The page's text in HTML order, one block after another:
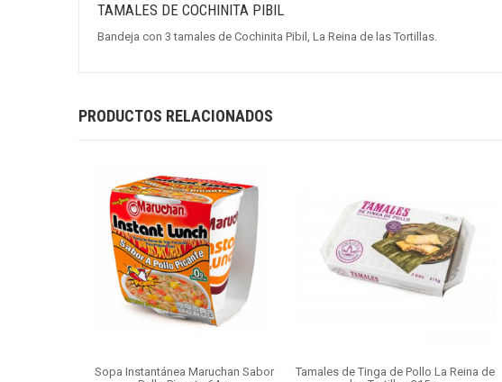
TAMALES DE COCHINITA PIBIL
Bandeja con 3 tamales de Cochinita Pibil, La Reina de las Tortillas.
PRODUCTOS RELACIONADOS
Sopa Instantánea Maruchan Sabor
Tamales de Tinga de Pollo La Reina de